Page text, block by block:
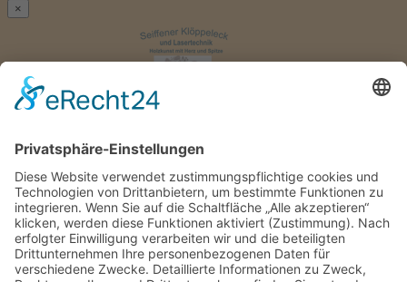
×
Anmelden
Benutzername
oder
Passwort*